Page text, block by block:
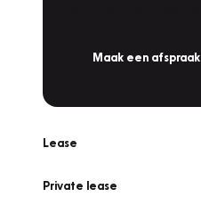
Maak een afspraak
Lease
Private lease